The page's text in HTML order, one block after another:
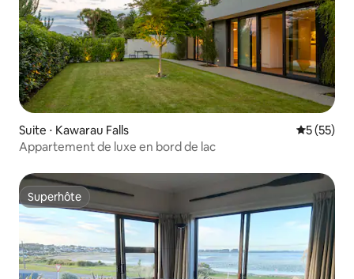
Suite ⋅ Kawarau Falls
5 (55)
Appartement de luxe en bord de lac
Superhôte
Superhôte